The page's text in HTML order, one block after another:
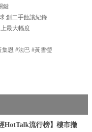
鍵
創二手蝕讓紀錄
最大幅度
集恩 #法巴 #黃雪瑩
HotTalk流行榜】樓市撤